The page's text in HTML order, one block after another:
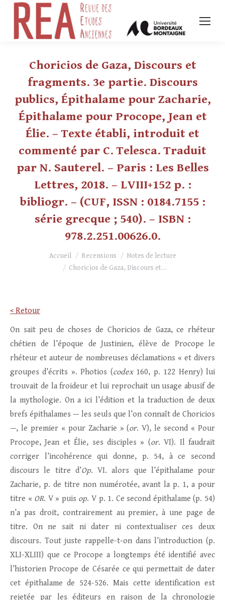
Choricios de Gaza, Discours et
fragments. 3e partie. Discours
publics, Épithalame pour Zacharie,
Épithalame pour Procope, Jean et
Élie. – Texte établi, introduit et
commenté par C. Telesca. Traduit
par N. Sauterel. – Paris : Les Belles
Lettres, 2018. – LVIII+152 p. :
bibliogr. – (CUF, ISSN : 0184.7155 :
série grecque ; 540). – ISBN :
978.2.251.00626.0.
Vous êtes ici :Accueil Recensions
Notes de lecture
Choricios de Gaza, Discours et…
< Retour
On sait peu de choses de Choricios de Gaza, ce rhéteur
chétien de l’époque de Justinien, élève de Procope le
rhéteur et auteur de nombreuses déclamations « et divers
groupes d’écrits ». Photios (codex160, p. 122 Henry) lui
trouvait de la froideur et lui reprochait un usage abusif de
la mythologie. On a ici l’édition et la traduction de deux
brefs épithalames ­— les seuls que l’on connaît de Choricios
—, le premier « pour Zacharie » (or. V), le second « Pour
Procope, Jean et Élie, ses disciples » (or. VI). Il faudrait
corriger l’incohérence qui donne, p. 54, à ce second
discours le titre d’Op. VI. alors que l’épithalame pour
Zacharie, p. de titre non numérotée, avant la p. 1, a pour
titre « OR. V » puis op. V p. 1. Ce second épithalame (p. 54)
n’a pas droit, contrairement au premier, à une page de
titre. On ne sait ni dater ni contextualiser ces deux
discours. Tout juste rappelle-t-on dans l’introduction (p.
XLI-XLIII) que ce Procope a longtemps été identifié avec
l’historien Procope de Césarée ce qui permettait de dater
cet épithalame de 524-526. Mais cette identification est
rejetée par les éditeurs en raison de la chronologie